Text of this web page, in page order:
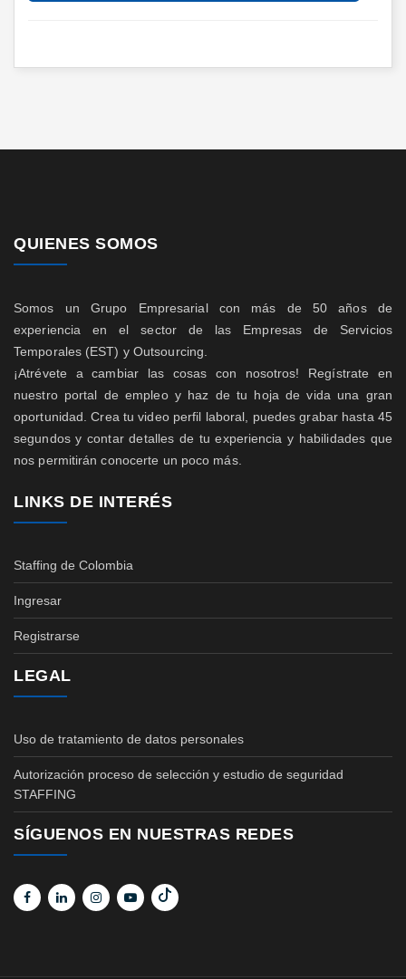
QUIENES SOMOS
Somos un Grupo Empresarial con más de 50 años de
experiencia en el sector de las Empresas de Servicios
Temporales (EST) y Outsourcing.
¡Atrévete a cambiar las cosas con nosotros! Regístrate en
nuestro portal de empleo y haz de tu hoja de vida una gran
oportunidad. Crea tu video perfil laboral, puedes grabar hasta 45
segundos y contar detalles de tu experiencia y habilidades que
nos permitirán conocerte un poco más.
LINKS DE INTERÉS
Staffing de Colombia
Ingresar
Registrarse
LEGAL
Uso de tratamiento de datos personales
Autorización proceso de selección y estudio de seguridad
STAFFING
SÍGUENOS EN NUESTRAS REDES